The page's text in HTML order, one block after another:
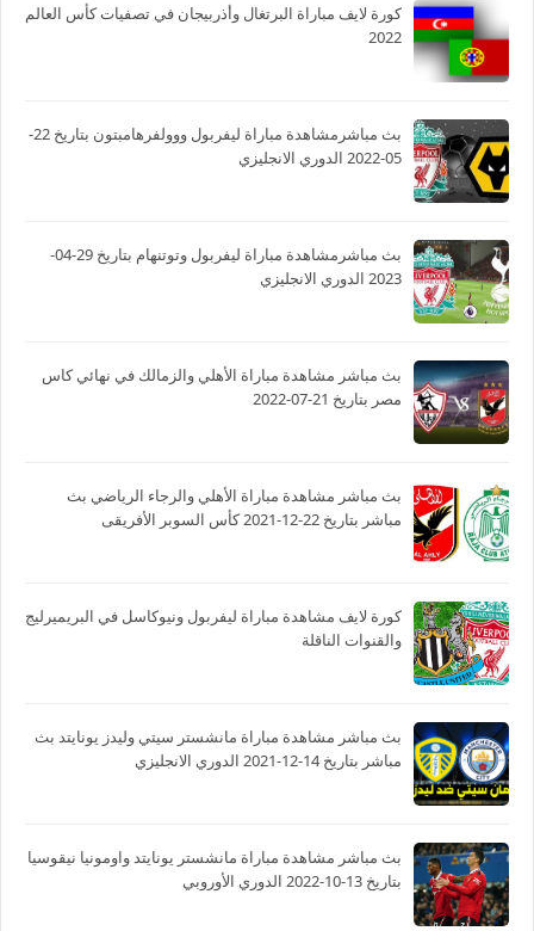
كورة لايف مباراة البرتغال وأذربيجان في تصفيات كأس العالم
2022
بث مباشرمشاهدة مباراة ليفربول ووولفرهامبتون بتاريخ 22-
05-2022 الدوري الانجليزي
بث مباشرمشاهدة مباراة ليفربول وتوتنهام بتاريخ 29-04-
2023 الدوري الانجليزي
بث مباشر مشاهدة مباراة الأهلي والزمالك في نهائي كاس
مصر بتاريخ 21-07-2022
بث مباشر مشاهدة مباراة الأهلي والرجاء الرياضي بث
مباشر بتاريخ 22-12-2021 كأس السوبر الأفريقى
كورة لايف مشاهدة مباراة ليفربول ونيوكاسل في البريميرليج
والقنوات الناقلة
بث مباشر مشاهدة مباراة مانشستر سيتي وليدز يونايتد بث
مباشر بتاريخ 14-12-2021 الدوري الانجليزي
بث مباشر مشاهدة مباراة مانشستر يونايتد واومونيا نيقوسيا
بتاريخ 13-10-2022 الدوري الأوروبي